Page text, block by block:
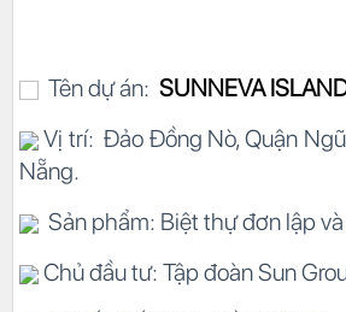
Tên dự án: SUNNEVA
Vị trí: Đảo Đồng Nò, Quận
Nẵng.
Sản phẩm: Biệt thự đơn lập
Chủ đầu tư: Tập đoàn Sun